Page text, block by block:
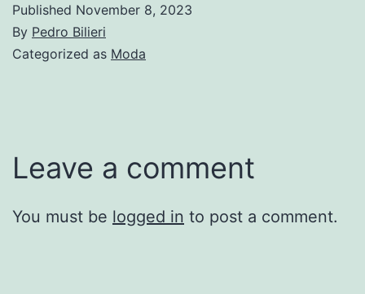
Published November 8, 2023
By Pedro Bilieri
Categorized as Moda
Leave a comment
You must be logged in to post a comment.